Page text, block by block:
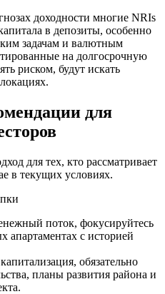
доходности многие NRIs
в депозиты, особенно
задачам и валютным
на долгосрочную
риском, будут искать
для
для тех, кто рассматривает
в текущих условиях.
поток, фокусируйтесь
апартаментах с историей
обязательно
планы развития района и